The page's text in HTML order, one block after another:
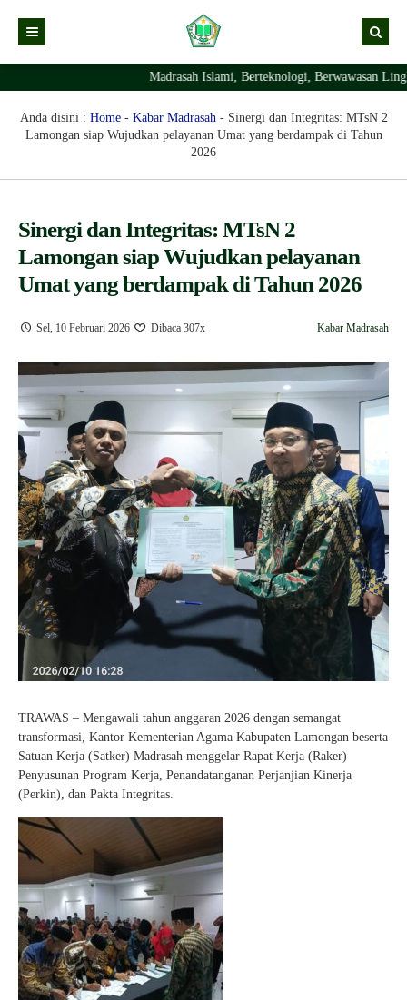
Kabar Madrasah
Profil Madrasah
Sejarah Berdirinya Madrasah
Ekstrakurikuler Madrasah
Prestasi Madrasah
Layanan Digital
KURIKULUM
RDM
Struktur Organisasi Madrasah
Madrasah Islami, Berteknologi, Berwawasan
Anda disini : Home- Kabar Madrasah- Sinergi dan Integritas: MTsN 2
Lamongan siap Wujudkan pelayanan Umat yang berdampak di Tahun
2026
Sinergi dan Integritas: MTsN 2
Lamongan siap Wujudkan pelayanan
Umat yang berdampak di Tahun 2026
Sel, 10 Februari 2026 Dibaca 307x Kabar Madrasah
TRAWAS – Mengawali tahun anggaran 2026 dengan semangat
transformasi, Kantor Kementerian Agama Kabupaten Lamongan beserta
Satuan Kerja (Satker) Madrasah menggelar Rapat Kerja (Raker)
Penyusunan Program Kerja, Penandatanganan Perjanjian Kinerja
(Perkin), dan Pakta Integritas.